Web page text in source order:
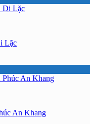
Lặc
An Khang